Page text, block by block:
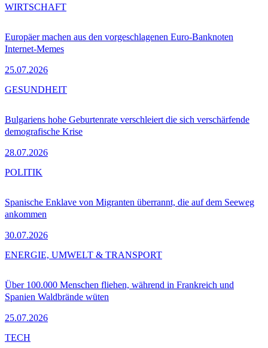
Europäer machen aus den vorgeschlagenen Euro-Banknoten
Internet-Memes
25.07.2026
WIRTSCHAFT
Bulgariens hohe Geburtenrate verschleiert die sich verschärfende
demografische Krise
28.07.2026
GESUNDHEIT
Spanische Enklave von Migranten überrannt, die auf dem Seeweg
ankommen
30.07.2026
POLITIK
Über 100.000 Menschen fliehen, während in Frankreich und
Spanien Waldbrände wüten
25.07.2026
ENERGIE, UMWELT & TRANSPORT
TECH